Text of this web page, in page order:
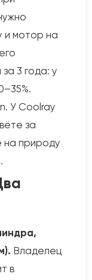
и мотор на
3 года: у
У Coolray
за
на природу
Владелец
в